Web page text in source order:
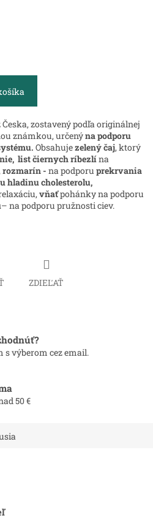
zostavený podľa originálnej
známkou, určenýna podporu
Obsahujezelený čaj, ktorý
list čiernych ríbezlína
rozmarín - na podporu prekrvania
hladinu cholesterolu,
vňaťpohánky na podporu
– na podporu pružnosti ciev.
ZDIEĽAŤ
s výberom cez email.
50 €